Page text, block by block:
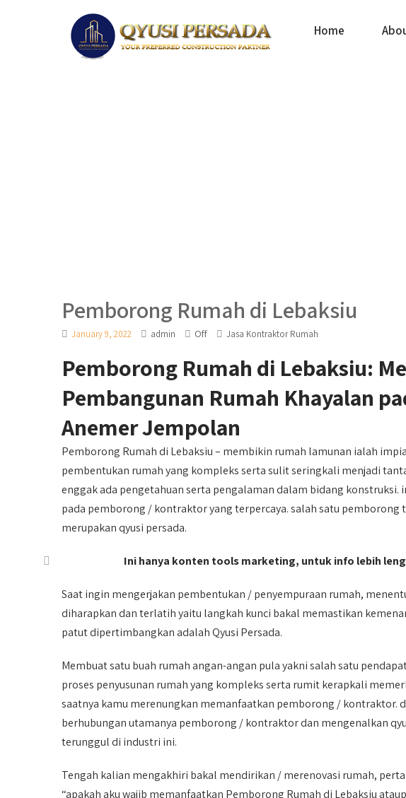
Home
Pemborong Rumah di Lebaksiu
January 9, 2022 admin Off Jasa Kontraktor Rumah
Pemborong Rumah di Lebaksiu:
Pembangunan Rumah Khayalan
Anemer Jempolan
Pemborong Rumah di Lebaksiu – membikin rumah lamunan ialah
pembentukan rumah yang kompleks serta sulit seringkali menjadi
enggak ada pengetahuan serta pengalaman dalam bidang
pada pemborong / kontraktor yang terpercaya. salah satu pemborong
merupakan qyusi persada.
Ini hanya konten tools marketing, untuk info lebih
Saat ingin mengerjakan pembentukan / penyempuraan rumah,
diharapkan dan terlatih yaitu langkah kunci bakal memastikan
patut dipertimbangkan adalah Qyusi Persada.
Membuat satu buah rumah angan-angan pula yakni salah satu
proses penyusunan rumah yang kompleks serta rumit kerapkali
saatnya kamu merenungkan memanfaatkan pemborong / kontraktor.
berhubungan utamanya pemborong / kontraktor dan mengenalkan
terunggul di industri ini.
Tengah kalian mengakhiri bakal mendirikan / merenovasi rumah,
“apakah aku wajib memanfaatkan Pemborong Rumah di Lebaksiu